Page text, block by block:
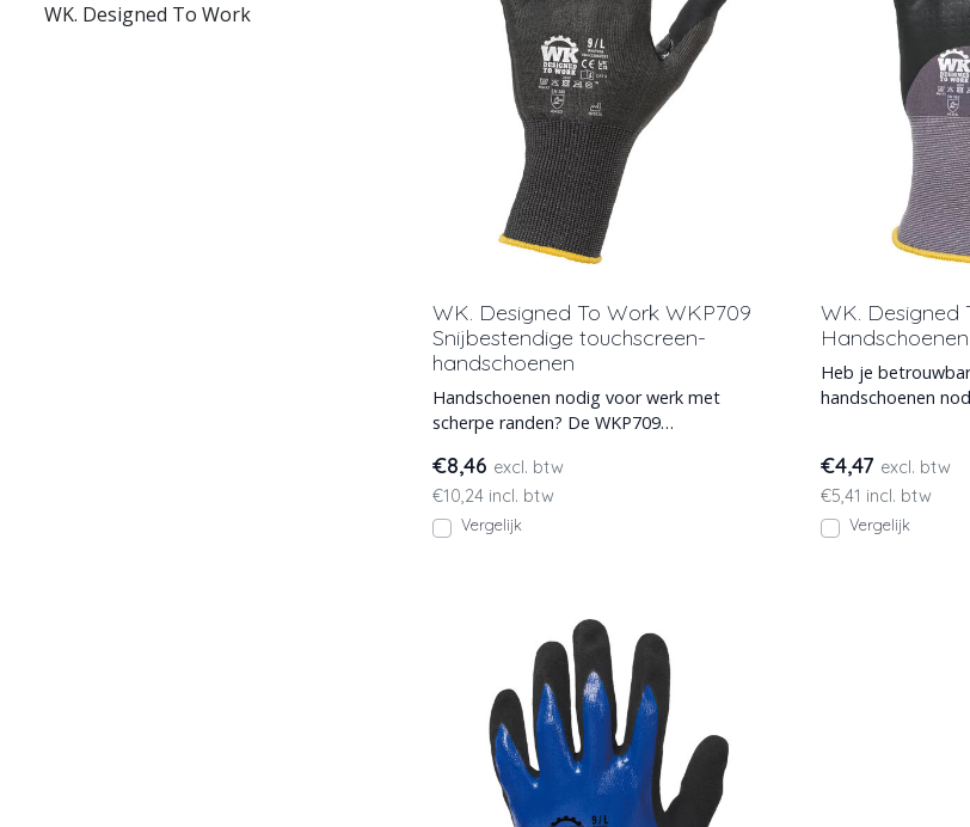
WK. Designed To Work
WK. Designed To Work WKP709
Snijbestendige touchscreen-
handschoenen
Handschoenen nodig voor werk met
scherpe randen? De WKP709
beschermin
€8,46 excl. btw
€10,24 incl. btw
Vergelijk
WK. Designed
Heb je
handschoenen
€4,47 excl. btw
€5,41 incl. btw
Vergelijk